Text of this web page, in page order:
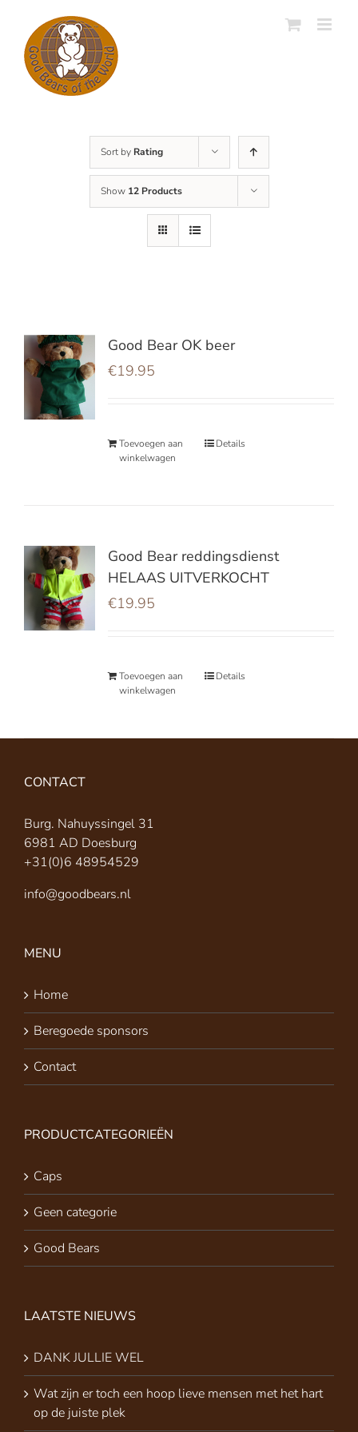
content
Sort by Rating
Show 12 Products
Good Bear OK beer
€19.95
Toevoegen aan
winkelwagen
Details
Good Bear reddingsdienst
HELAAS UITVERKOCHT
€19.95
Toevoegen aan
winkelwagen
Details
CONTACT
Burg. Nahuyssingel 31
6981 AD Doesburg
+31(0)6 48954529
info@goodbears.nl
MENU
Home
Beregoede sponsors
Contact
PRODUCTCATEGORIEËN
Caps
Geen categorie
Good Bears
LAATSTE NIEUWS
DANK JULLIE WEL
Wat zijn er toch een hoop lieve mensen met het hart
op de juiste plek